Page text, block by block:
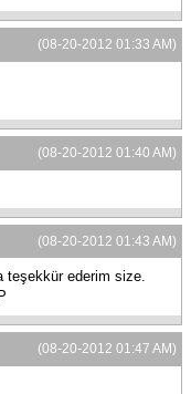
(08-20-2012 01:33 AM)
(08-20-2012 01:40 AM)
(08-20-2012 01:43 AM)
teşekkür ederim size.
(08-20-2012 01:47 AM)